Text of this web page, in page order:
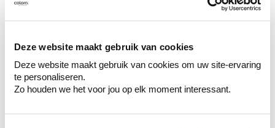
Deze website maakt gebruik van cookies
Deze website maakt gebruik van cookies om uw site-ervaring
te personaliseren.
Zo houden we het voor jou op elk moment interessant.
te verfijnen.
Krijg persoonlijk advies om kleuren te
combineren.